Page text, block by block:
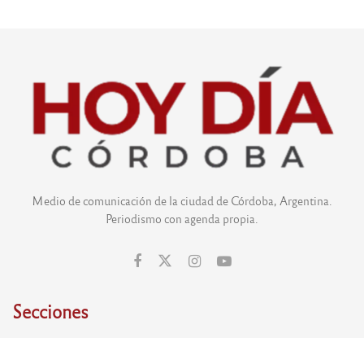
Medio de comunicación de la ciudad de Córdoba, Argentina.
Periodismo con agenda propia.
Secciones